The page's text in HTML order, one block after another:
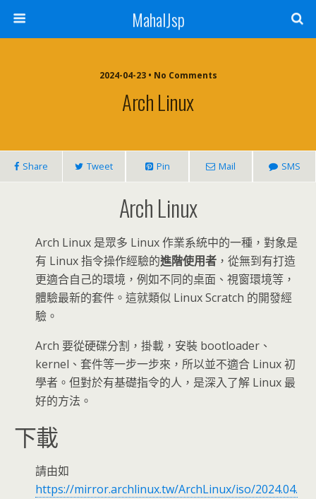
MahalJsp
2024-04-23 • No Comments
Arch Linux
Share Tweet Pin Mail SMS
Arch Linux
Arch Linux 是眾多 Linux 作業系統中的一種，對象是
有 Linux 指令操作經驗的進階使用者 ，從無到有打造
更適合自己的環境，例如不同的桌面、視窗環境等，
體驗最新的套件。這就類似 Linux Scratch 的開發經
驗。
Arch 要從硬碟分割，掛載，安裝 bootloader、
kernel、套件等一步一步來，所以並不適合 Linux 初
學者。但對於有基礎指令的人，是深入了解 Linux 最
好的方法。
下載
請由如
https://mirror.archlinux.tw/ArchLinux/iso/2024.04.